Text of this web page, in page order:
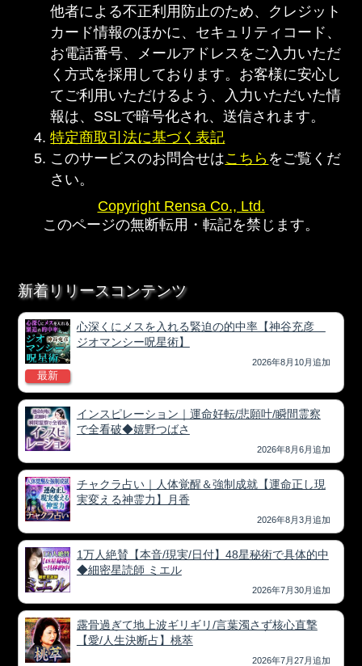
他者による不正利用防止のため、クレジット
カード情報のほかに、セキュリティコード、
お電話番号、メールアドレスをご入力いただ
く方式を採用しております。お客様に安心し
てご利用いただけるよう、入力いただいた情
報は、SSLで暗号化され、送信されます。
特定商取引法に基づく表記
このサービスのお問合せはこちら をご覧くだ
さい。
Copyright Rensa Co., Ltd.
このページの無断転用・転記を禁じます。
新着リリースコンテンツ
最新
心深くにメスを入れる緊迫の的中率【神谷充彦
ジオマンシー呪星術】
2026年8月10月追加
インスピレーション｜運命好転/悲願叶/瞬間霊察
で全看破◆嬉野つばさ
2026年8月6月追加
チャクラ占い｜人体覚醒＆強制成就【運命正し現
実変える神霊力】月香
2026年8月3月追加
1万人絶賛【本音/現実/日付】48星秘術で具体的中
◆細密星読師 ミエル
2026年7月30月追加
露骨過ぎて地上波ギリギリ/言葉濁さず核心直撃
【愛/人生決断占】桃萃
2026年7月27月追加